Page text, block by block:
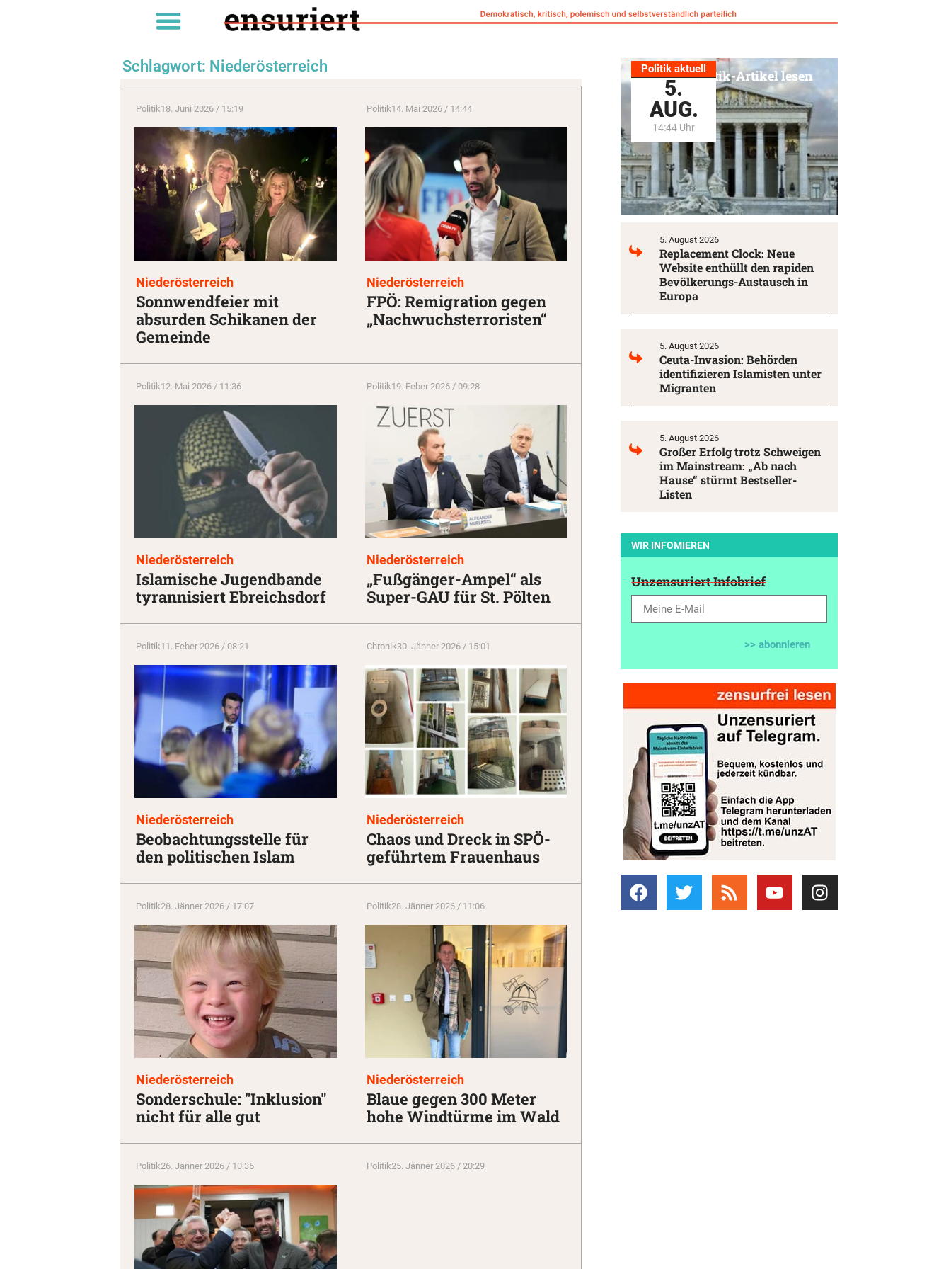
Schlagwort: Niederösterreich
Politik18. Juni 2026 / 15:19
Niederösterreich
Sonnwendfeier mit
absurden Schikanen der
Gemeinde
Politik14. Mai 2026 / 14:44
Niederösterreich
FPÖ: Remigration gegen
„Nachwuchsterroristen“
Politik12. Mai 2026 / 11:36
Niederösterreich
Islamische Jugendbande
tyrannisiert Ebreichsdorf
Politik19. Feber 2026 / 09:28
Niederösterreich
„Fußgänger-Ampel“ als
Super-GAU für St. Pölten
Politik11. Feber 2026 / 08:21
Niederösterreich
Beobachtungsstelle für
den politischen Islam
Chronik30. Jänner 2026 / 15:01
Niederösterreich
Chaos und Dreck in SPÖ-
geführtem Frauenhaus
Politik28. Jänner 2026 / 17:07
Niederösterreich
Sonderschule: "Inklusion"
nicht für alle gut
Politik28. Jänner 2026 / 11:06
Niederösterreich
Blaue gegen 300 Meter
hohe Windtürme im Wald
Politik26. Jänner 2026 / 10:35 Politik25. Jänner 2026 / 20:29
Politik aktuell
5.
AUG.
14:44 Uhr
Alle Politik-Artikel lesen
5. August 2026
Replacement Clock: Neue
Website enthüllt den rapiden
Bevölkerungs-Austausch in
Europa
5. August 2026
Ceuta-Invasion: Behörden
identifizieren Islamisten unter
Migranten
5. August 2026
Großer Erfolg trotz Schweigen
im Mainstream: „Ab nach
Hause“ stürmt Bestseller-
Listen
WIR INFOMIEREN
Unzensuriert Infobrief
>> abonnieren